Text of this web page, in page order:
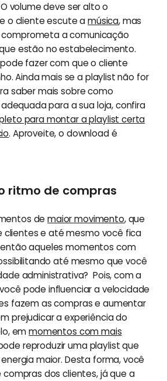
volume deve ser alto o
o cliente escute amúsica, mas
a comunicação
estão no estabelecimento.
fazer com que o cliente
Ainda mais se a playlist não for
saber mais sobre como
para a sua loja, confira
para montar a playlist certa
. Aproveite, o download é
ritmo de compras
demaior movimento, que
clientes e até mesmo você fica
aqueles momentos com
até mesmo que você
administrativa? Pois, com a
você pode influenciar a velocidade
fazem as compras e aumentar
prejudicar a experiência do
emmomentos com mais
reproduzir uma playlist que
maior. Desta forma, você
dos clientes, já que a